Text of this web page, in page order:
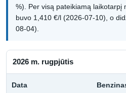
%). Per visą pateikiamą laikotarpį
buvo 1,410 €/l (2026-07-10), o
08-04).
2026 m. rugpjūtis
Data